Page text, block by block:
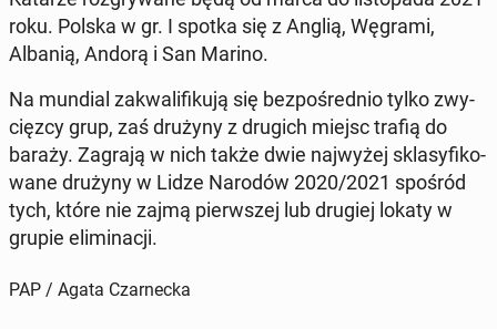
roku. Polska w gr. I spotka się z Anglią, Węgrami,
Albanią, Andorą i San Marino.
Na mundial za­kwa­li­fi­ku­ją się bez­po­śred­nio tylko zwy­
cięz­cy grup, zaś drużyny z drugich miejsc trafią do
baraży. Zagrają w nich także dwie naj­wy­żej skla­sy­fi­ko­
wa­ne drużyny w Lidze Narodów 2020/2021 spośród
tych, które nie zajmą pierw­szej lub drugiej lokaty w
grupie eli­mi­na­cji.
PAP / Agata Czarnecka